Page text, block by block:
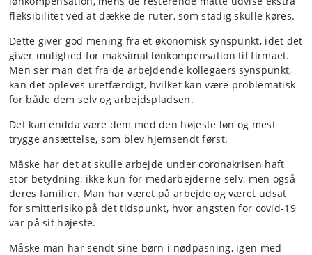
fleksibilitet ved at dække de ruter, som stadig skulle køres.
Dette giver god mening fra et økonomisk synspunkt, idet det
giver mulighed for maksimal lønkompensation til firmaet.
Men ser man det fra de arbejdende kollegaers synspunkt,
kan det opleves uretfærdigt, hvilket kan være problematisk
for både dem selv og arbejdspladsen.
Det kan endda være dem med den højeste løn og mest
trygge ansættelse, som blev hjemsendt først.
Måske har det at skulle arbejde under coronakrisen haft
stor betydning, ikke kun for medarbejderne selv, men også
deres familier. Man har været på arbejde og været udsat
for smitterisiko på det tidspunkt, hvor angsten for covid-19
var på sit højeste.
Måske man har sendt sine børn i nødpasning, igen med